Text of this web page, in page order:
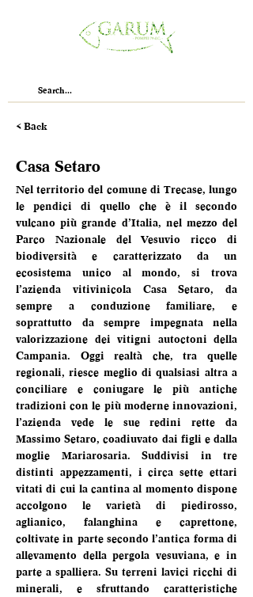
< Back
Casa Setaro
Nel territorio del comune di Trecase, lungo
le pendici di quello che è il secondo
vulcano più grande d’Italia, nel mezzo del
Parco Nazionale del Vesuvio ricco di
biodiversità e caratterizzato da un
ecosistema unico al mondo, si trova
l’azienda vitivinicola Casa Setaro, da
sempre a conduzione familiare, e
soprattutto da sempre impegnata nella
valorizzazione dei vitigni autoctoni della
Campania. Oggi realtà che, tra quelle
regionali, riesce meglio di qualsiasi altra a
conciliare e coniugare le più antiche
tradizioni con le più moderne innovazioni,
l’azienda vede le sue redini rette da
Massimo Setaro, coadiuvato dai figli e dalla
moglie Mariarosaria. Suddivisi in tre
distinti appezzamenti, i circa sette ettari
vitati di cui la cantina al momento dispone
accolgono le varietà di piedirosso,
aglianico, falanghina e caprettone,
coltivate in parte secondo l’antica forma di
allevamento della pergola vesuviana, e in
parte a spalliera. Su terreni lavici ricchi di
minerali, e sfruttando caratteristiche